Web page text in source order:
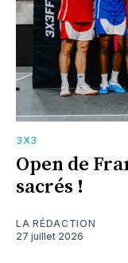
3X3
Open de
sacrés !
LA RÉDACTION
27 juillet 2026